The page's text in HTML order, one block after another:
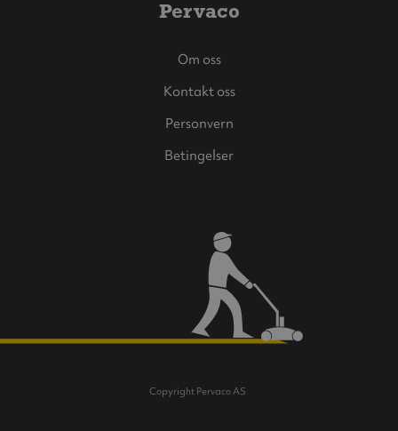
Pervaco
Om oss
Kontakt oss
Personvern
Betingelser
Copyright Pervaco AS